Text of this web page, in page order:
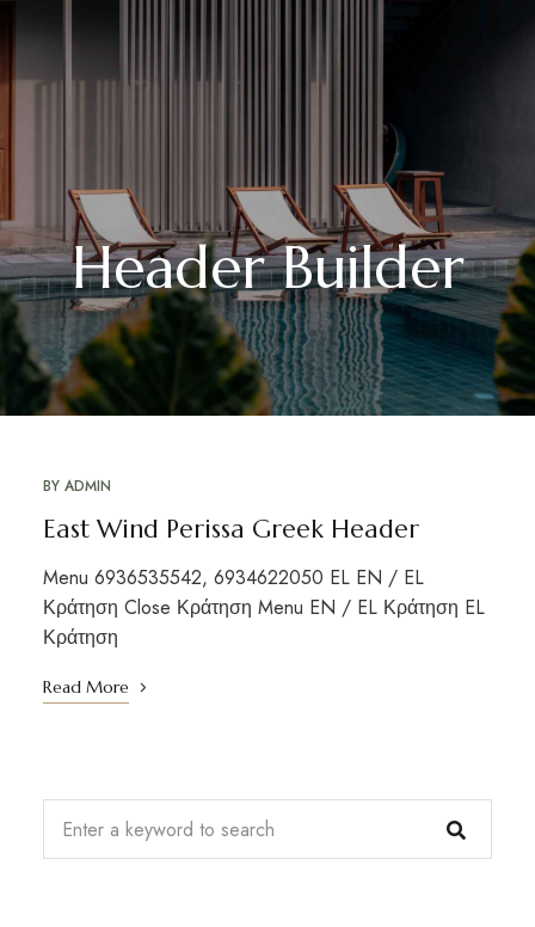
Header Builder
BY ADMIN
East Wind Perissa Greek Header
Menu 6936535542, 6934622050 EL EN / EL
Κράτηση Close Κράτηση Menu EN / EL Κράτηση EL
Κράτηση
Read More